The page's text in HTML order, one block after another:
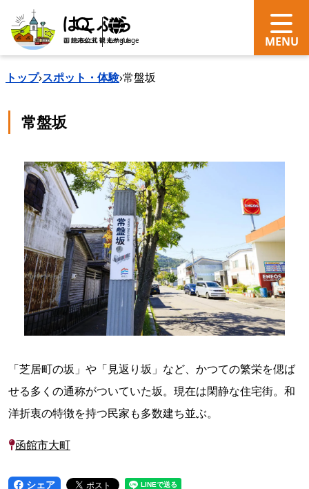
search Language
トップ›スポット・体験›常盤坂
常盤坂
「芝居町の坂」や「見返り坂」など、かつての繁栄を偲ば
せる多くの通称がついていた坂。現在は閑静な住宅街。和
洋折衷の特徴を持つ民家も多数建ち並ぶ。
函館市大町
シェア